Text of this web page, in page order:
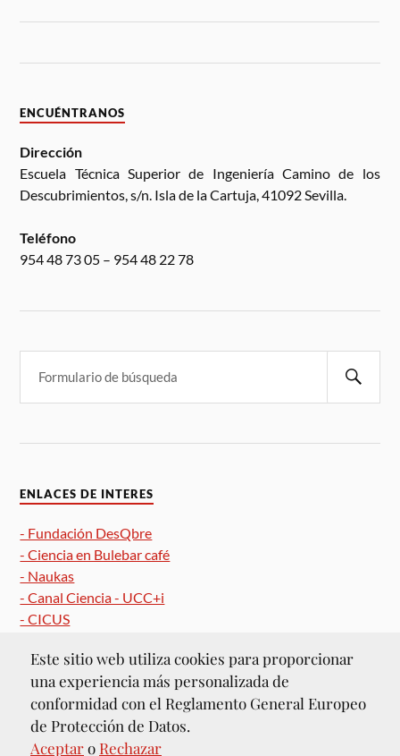
ENCUÉNTRANOS
Dirección
Escuela Técnica Superior de Ingeniería Camino de los
Descubrimientos, s/n. Isla de la Cartuja, 41092 Sevilla.
Teléfono
954 48 73 05 – 954 48 22 78
ENLACES DE INTERES
- Fundación DesQbre
- Ciencia en Bulebar café
- Naukas
- Canal Ciencia - UCC+i
- CICUS
FUNCIONA CONWORDPRESS
Este sitio web utiliza cookies para proporcionar
una experiencia más personalizada de
conformidad con el Reglamento General Europeo
de Protección de Datos.
Aceptaro Rechazar